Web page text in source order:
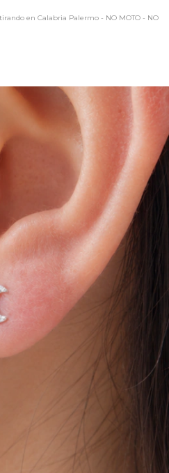
en Calabria Palermo - NO MOTO - NO